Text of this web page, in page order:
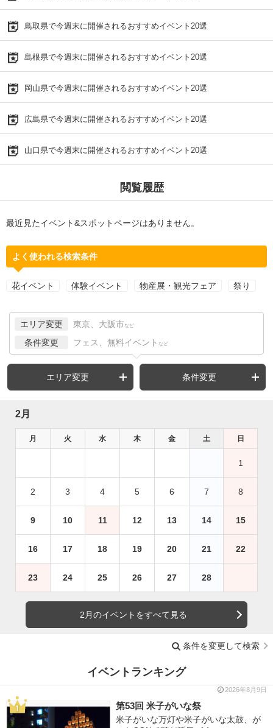
鳥取県で今週末に開催されるおすすめイベント20選
島根県で今週末に開催されるおすすめイベント20選
岡山県で今週末に開催されるおすすめイベント20選
広島県で今週末に開催されるおすすめイベント20選
山口県で今週末に開催されるおすすめイベント20選
閲覧履歴
最近見たイベント&スポットページはありません。
よく使われる検索条件
花イベント 体験イベント 物産展・観光フェア 祭り
エリア変更 東京、大阪市 など
条件変更 フェス、無料イベント など
エリア変更 条件変更
2月
月 火 水 木 金 土 日
1
2 3 4 5 6 7 8
9 10 11 12 13 14 15
16 17 18 19 20 21 22
23 24 25 26 27 28
2月のイベントをすべて見る
条件を変更して検索
イベントランキング
2026年8月9日
第53回 米子がいな祭
米子がいな万灯や米子がいな太鼓、が